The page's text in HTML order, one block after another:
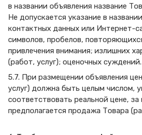
в названии объявления название
Не допускается указание в
контактных данных или Интернет-
символов, пробелов,
привлечения внимания; излишних
(работ, услуг); оценочных суждений.
5.7. При размещении объявления
услуг) должна быть целым числом,
соответствовать реальной цене,
предполагается продажа Товара